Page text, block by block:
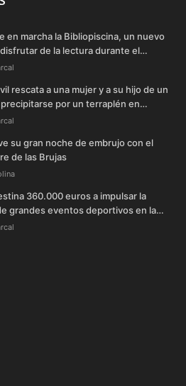
en marcha la Bibliopiscina, un nuevo
de la lectura durante el
rescata a una mujer y a su hijo de un
por un terraplén en
su gran noche de embrujo con el
de las Brujas
360.000 euros a impulsar la
grandes eventos deportivos en la
2026